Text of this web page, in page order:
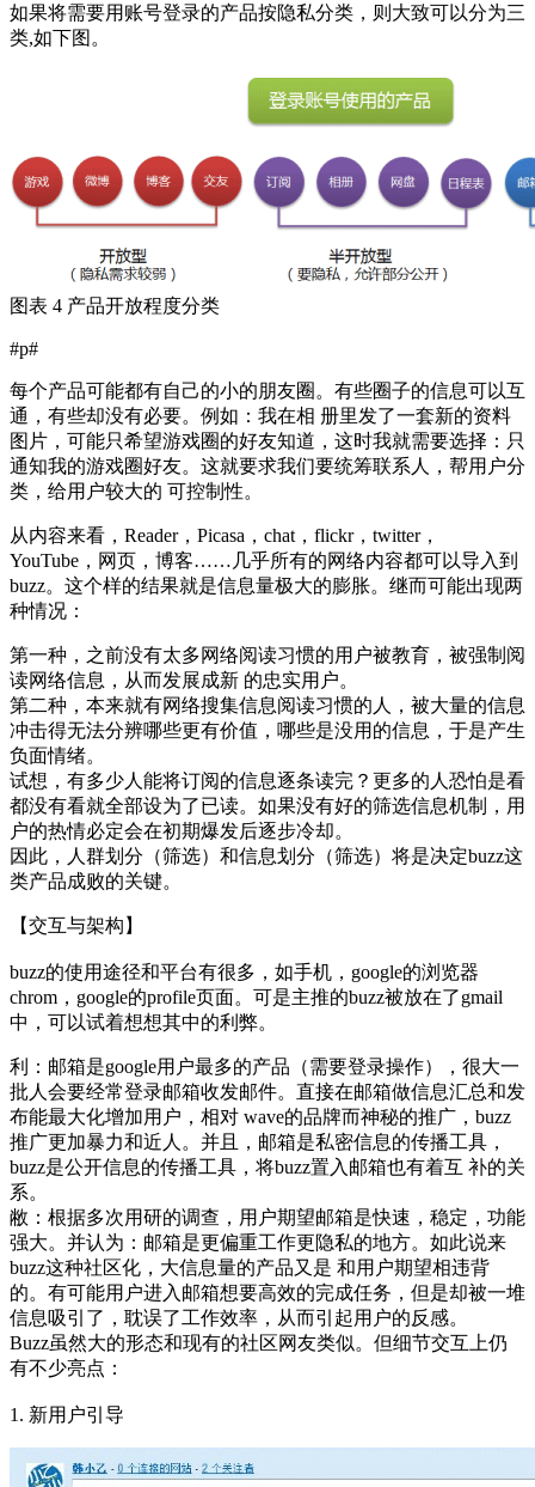
如果将需要用账号登录的产品按隐私分类，则大致可以分为三
类,如下图。
图表 4 产品开放程度分类
#p#
每个产品可能都有自己的小的朋友圈。有些圈子的信息可以互
通，有些却没有必要。例如：我在相 册里发了一套新的资料
图片，可能只希望游戏圈的好友知道，这时我就需要选择：只
通知我的游戏圈好友。这就要求我们要统筹联系人，帮用户分
类，给用户较大的 可控制性。
从内容来看，Reader，Picasa，chat，flickr，twitter，
YouTube，网页，博客……几乎所有的网络内容都可以导入到
buzz。这个样的结果就是信息量极大的膨胀。继而可能出现两
种情况：
第一种，之前没有太多网络阅读习惯的用户被教育，被强制阅
读网络信息，从而发展成新 的忠实用户。
第二种，本来就有网络搜集信息阅读习惯的人，被大量的信息
冲击得无法分辨哪些更有价值，哪些是没用的信息，于是产生
负面情绪。
试想，有多少人能将订阅的信息逐条读完？更多的人恐怕是看
都没有看就全部设为了已读。如果没有好的筛选信息机制，用
户的热情必定会在初期爆发后逐步冷却。
因此，人群划分（筛选）和信息划分（筛选）将是决定buzz这
类产品成败的关键。
【交互与架构】
buzz的使用途径和平台有很多，如手机，google的浏览器
chrom，google的profile页面。可是主推的buzz被放在了gmail
中，可以试着想想其中的利弊。
利：邮箱是google用户最多的产品（需要登录操作），很大一
批人会要经常登录邮箱收发邮件。直接在邮箱做信息汇总和发
布能最大化增加用户，相对 wave的品牌而神秘的推广，buzz
推广更加暴力和近人。并且，邮箱是私密信息的传播工具，
buzz是公开信息的传播工具，将buzz置入邮箱也有着互 补的关
系。
敝：根据多次用研的调查，用户期望邮箱是快速，稳定，功能
强大。并认为：邮箱是更偏重工作更隐私的地方。如此说来
buzz这种社区化，大信息量的产品又是 和用户期望相违背
的。有可能用户进入邮箱想要高效的完成任务，但是却被一堆
信息吸引了，耽误了工作效率，从而引起用户的反感。
Buzz虽然大的形态和现有的社区网友类似。但细节交互上仍
有不少亮点：
1. 新用户引导